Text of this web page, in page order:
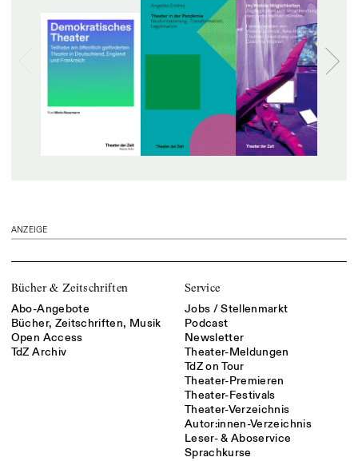
ANZEIGE
Bücher & Zeitschriften
Abo-Angebote
Bücher, Zeitschriften, Musik
Open Access
TdZ Archiv
Service
Jobs / Stellenmarkt
Podcast
Newsletter
Theater-Meldungen
TdZ on Tour
Theater-Premieren
Theater-Festivals
Theater-Verzeichnis
Autor:innen-Verzeichnis
Leser- & Aboservice
Sprachkurse